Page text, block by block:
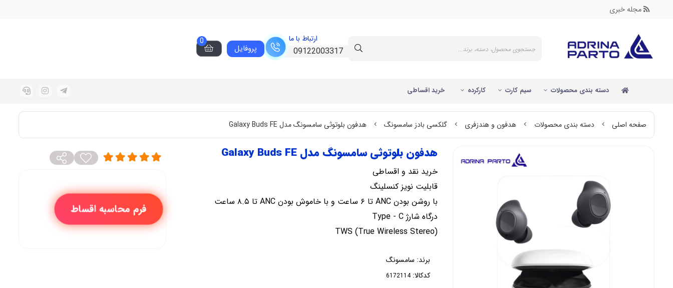
مجله خبری
ارتباط با ما
09122003317 پروفایل
0
دسته بندی محصولات سیم کارت کارکرده خرید اقساطی
صفحه اصلی دسته بندی محصولات هدفون و هندزفری گلکسی بادز سامسونگ هدفون بلوتوثی سامسونگ مدل Galaxy Buds FE
هدفون بلوتوثی سامسونگ مدل Galaxy Buds FE
خرید نقد و اقساطی
قابلیت نویز کنسلینگ
با روشن بودن ANC تا ۶ ساعت و با خاموش بودن ANC تا ۸.۵ ساعت
درگاه شارژ Type - C
TWS (True Wireless Stereo)
برند: سامسونگ
کدکالا:
فرم محاسبه اقساط